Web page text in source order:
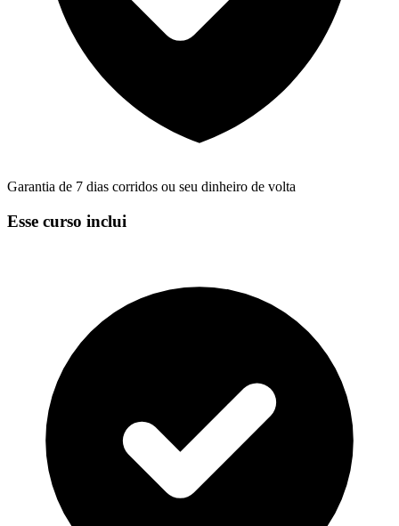
Garantia de 7 dias corridos ou seu dinheiro de volta
Esse curso inclui